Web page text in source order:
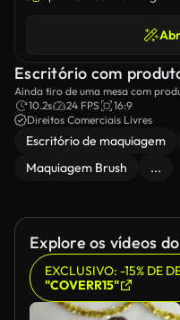
Escritório com
Ainda tiro de uma mesa com
10.2s
24 FPS
16:9
Direitos Comerciais Livres
Escritório de maquiagem
Maquiagem Brush
...
Explore os vídeos
EXCLUSIVO: -15% DE
"COVERR15"